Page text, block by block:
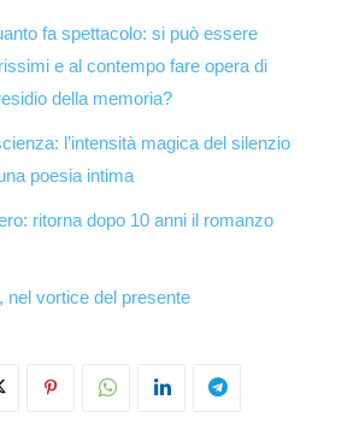
fa spettacolo: si può essere
e al contempo fare opera di
della memoria?
l’intensità magica del silenzio
poesia intima
ritorna dopo 10 anni il romanzo
nel vortice del presente